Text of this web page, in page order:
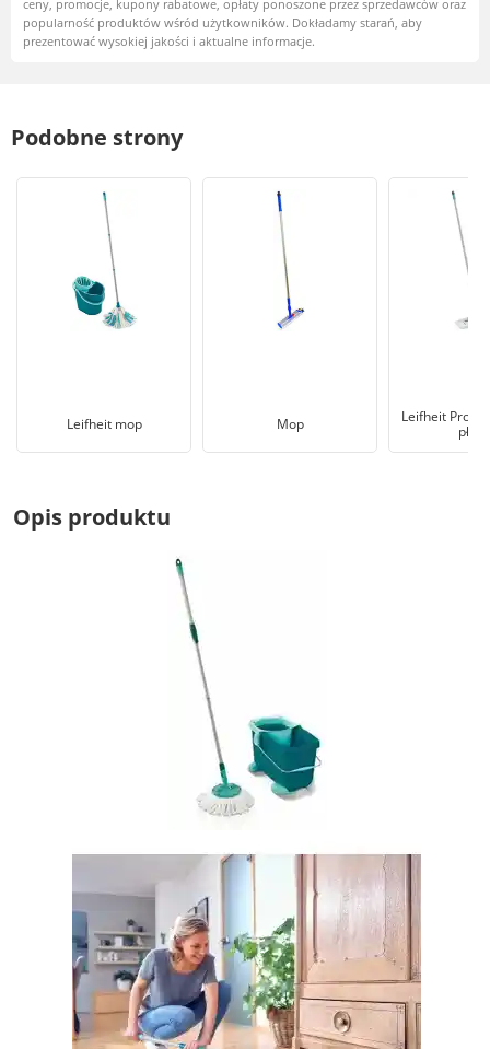
ceny, promocje, kupony rabatowe, opłaty ponoszone przez sprzedawców oraz
popularność produktów wśród użytkowników. Dokładamy starań, aby
prezentować wysokiej jakości i aktualne informacje.
Podobne strony
Leifheit mop Mop
Leifheit Profi
Opis produktu